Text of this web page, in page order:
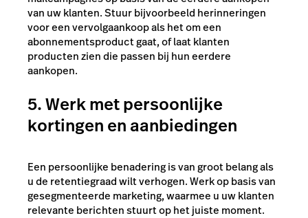
van uw klanten. Stuur bijvoorbeeld herinneringen
voor een vervolgaankoop als het om een
abonnementsproduct gaat, of laat klanten
producten zien die passen bij hun eerdere
aankopen.
5. Werk met persoonlijke
kortingen en aanbiedingen
Een persoonlijke benadering is van groot belang als
u de retentiegraad wilt verhogen. Werk op basis van
gesegmenteerde marketing, waarmee u uw klanten
relevante berichten stuurt op het juiste moment.